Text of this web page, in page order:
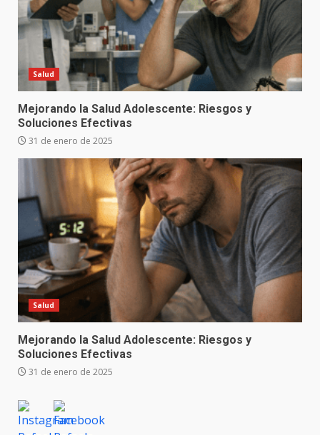
Salud
Mejorando la Salud Adolescente: Riesgos y
Soluciones Efectivas
31 de enero de 2025
Salud
Mejorando la Salud Adolescente: Riesgos y
Soluciones Efectivas
31 de enero de 2025